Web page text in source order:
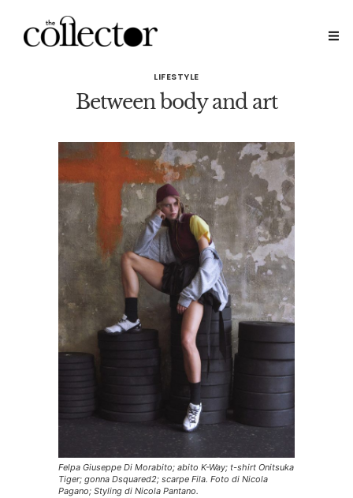
LIFESTYLE
Between body and art
Felpa Giuseppe Di Morabito; abito K-Way; t-shirt Onitsuka
Tiger; gonna Dsquared2; scarpe Fila. Foto di Nicola
Pagano; Styling di Nicola Pantano.